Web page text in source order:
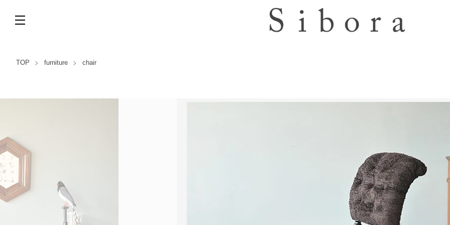
TOP furniture chair